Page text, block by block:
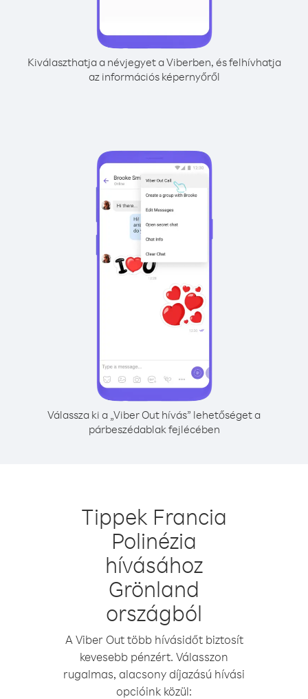
Kiválaszthatja a névjegyet a Viberben, és felhívhatja
az információs képernyőről
Válassza ki a „Viber Out hívás” lehetőséget a
párbeszédablak fejlécében
Tippek Francia
Polinézia
hívásához
Grönland
országból
A Viber Out több hívásidőt biztosít
kevesebb pénzért. Válasszon
rugalmas, alacsony díjazású hívási
opcióink közül: